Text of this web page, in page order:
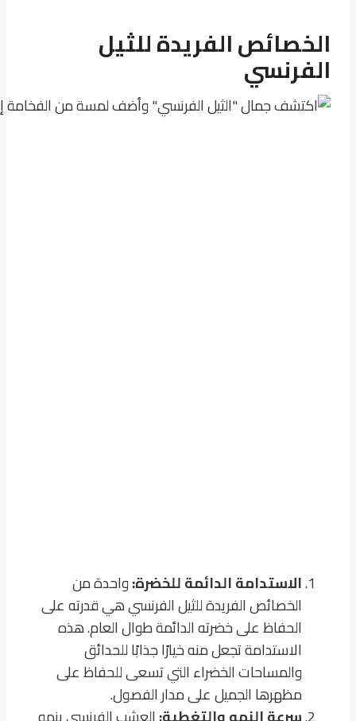
الخصائص الفريدة للثيل
الفرنسي
الاستدامة الدائمة للخضرة:واحدة من
الخصائص الفريدة للثيل الفرنسي هي قدرته على
الحفاظ على خضرته الدائمة طوال العام. هذه
الاستدامة تجعل منه خيارًا جذابًا للحدائق
والمساحات الخضراء التي تسعى للحفاظ على
مظهرها الجميل على مدار الفصول.